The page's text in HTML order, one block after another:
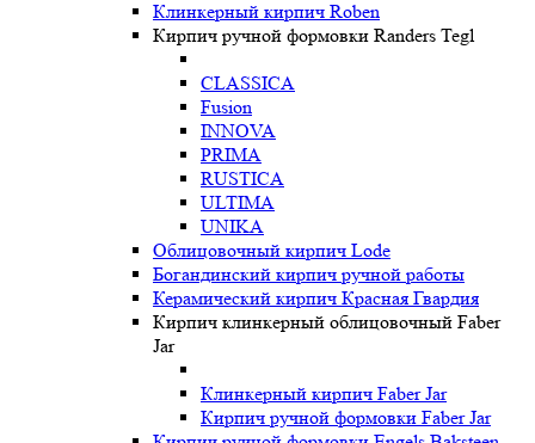
Клинкерный кирпич Roben
Кирпич ручной формовки Randers Tegl
CLASSICA
Fusion
INNOVA
PRIMA
RUSTICA
ULTIMA
UNIKA
Oблицовочный кирпич Lode
Богандинский кирпич ручной работы
Керамический кирпич Красная Гвардия
Кирпич клинкерный облицовочный Faber
Jar
Клинкерный кирпич Faber Jar
Кирпич ручной формовки Faber Jar